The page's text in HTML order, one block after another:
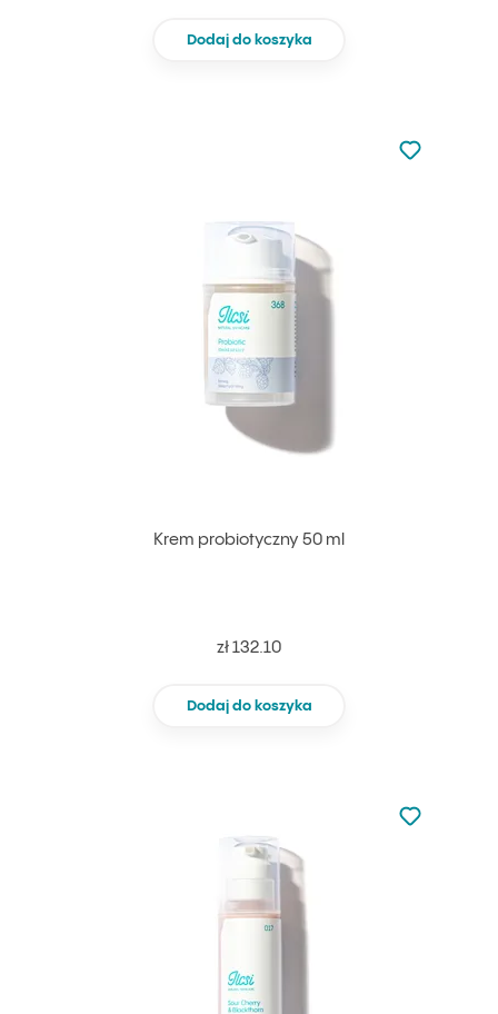
Dodaj do koszyka
Krem probiotyczny 50 ml
zł 132.10
Dodaj do koszyka
Nie dodano
Dodaj do
Nie dodano
Dodaj do